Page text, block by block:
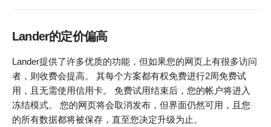
Lander的定价偏高
Lander提供了许多优质的功能，但如果您的网页上有很多访问
者，则收费会提高。 其每个方案都有权免费进行2周免费试
用，且无需使用信用卡。 免费试用结束后，您的帐户将进入
冻结模式。 您的网页将会取消发布，但界面仍然可用，且您
的所有数据都将被保存，直至您决定升级为止。